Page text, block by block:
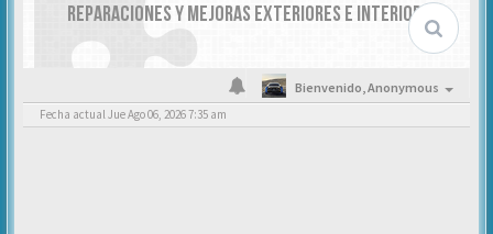
REPARACIONES Y MEJORAS EXTERIORES E INTERIORES
Bienvenido,Anonymous
Fecha actual Jue Ago 06, 2026 7:35 am